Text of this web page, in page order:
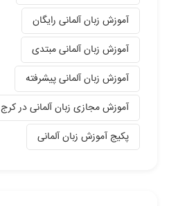
آموزش زبان آلمانی رایگان
آموزش زبان آلمانی مبتدی
آموزش زبان آلمانی پیشرفته
آموزش مجازی زبان آلمانی در کرج
پکیج آموزش زبان آلمانی